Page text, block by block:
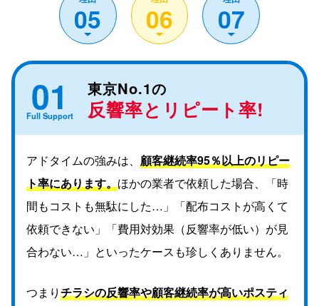
05 06 07
01
Full Support
東京No.1の
反響率とリピート率!
アドタイムの強みは、 顧客継続率95％以上のリピー
ト率にあります。ほかの業者で依頼した場合、「時
間もコストも無駄にした…」「配布コストが高くて
依頼できない」「費用対効果（反響率が低い）が見
合わない…」といったケースも珍しくありません。
つまりチラシの反響率や顧客継続率が高いポスティ